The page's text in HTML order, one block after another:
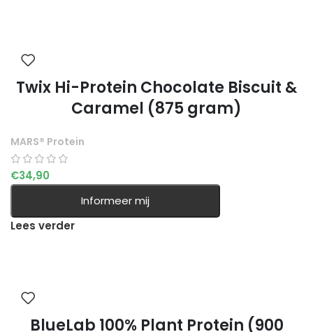
Twix Hi-Protein Chocolate Biscuit &
Caramel (875 gram)
MARS® Protein
€34,90
Informeer mij
Lees verder
BlueLab 100% Plant Protein (900